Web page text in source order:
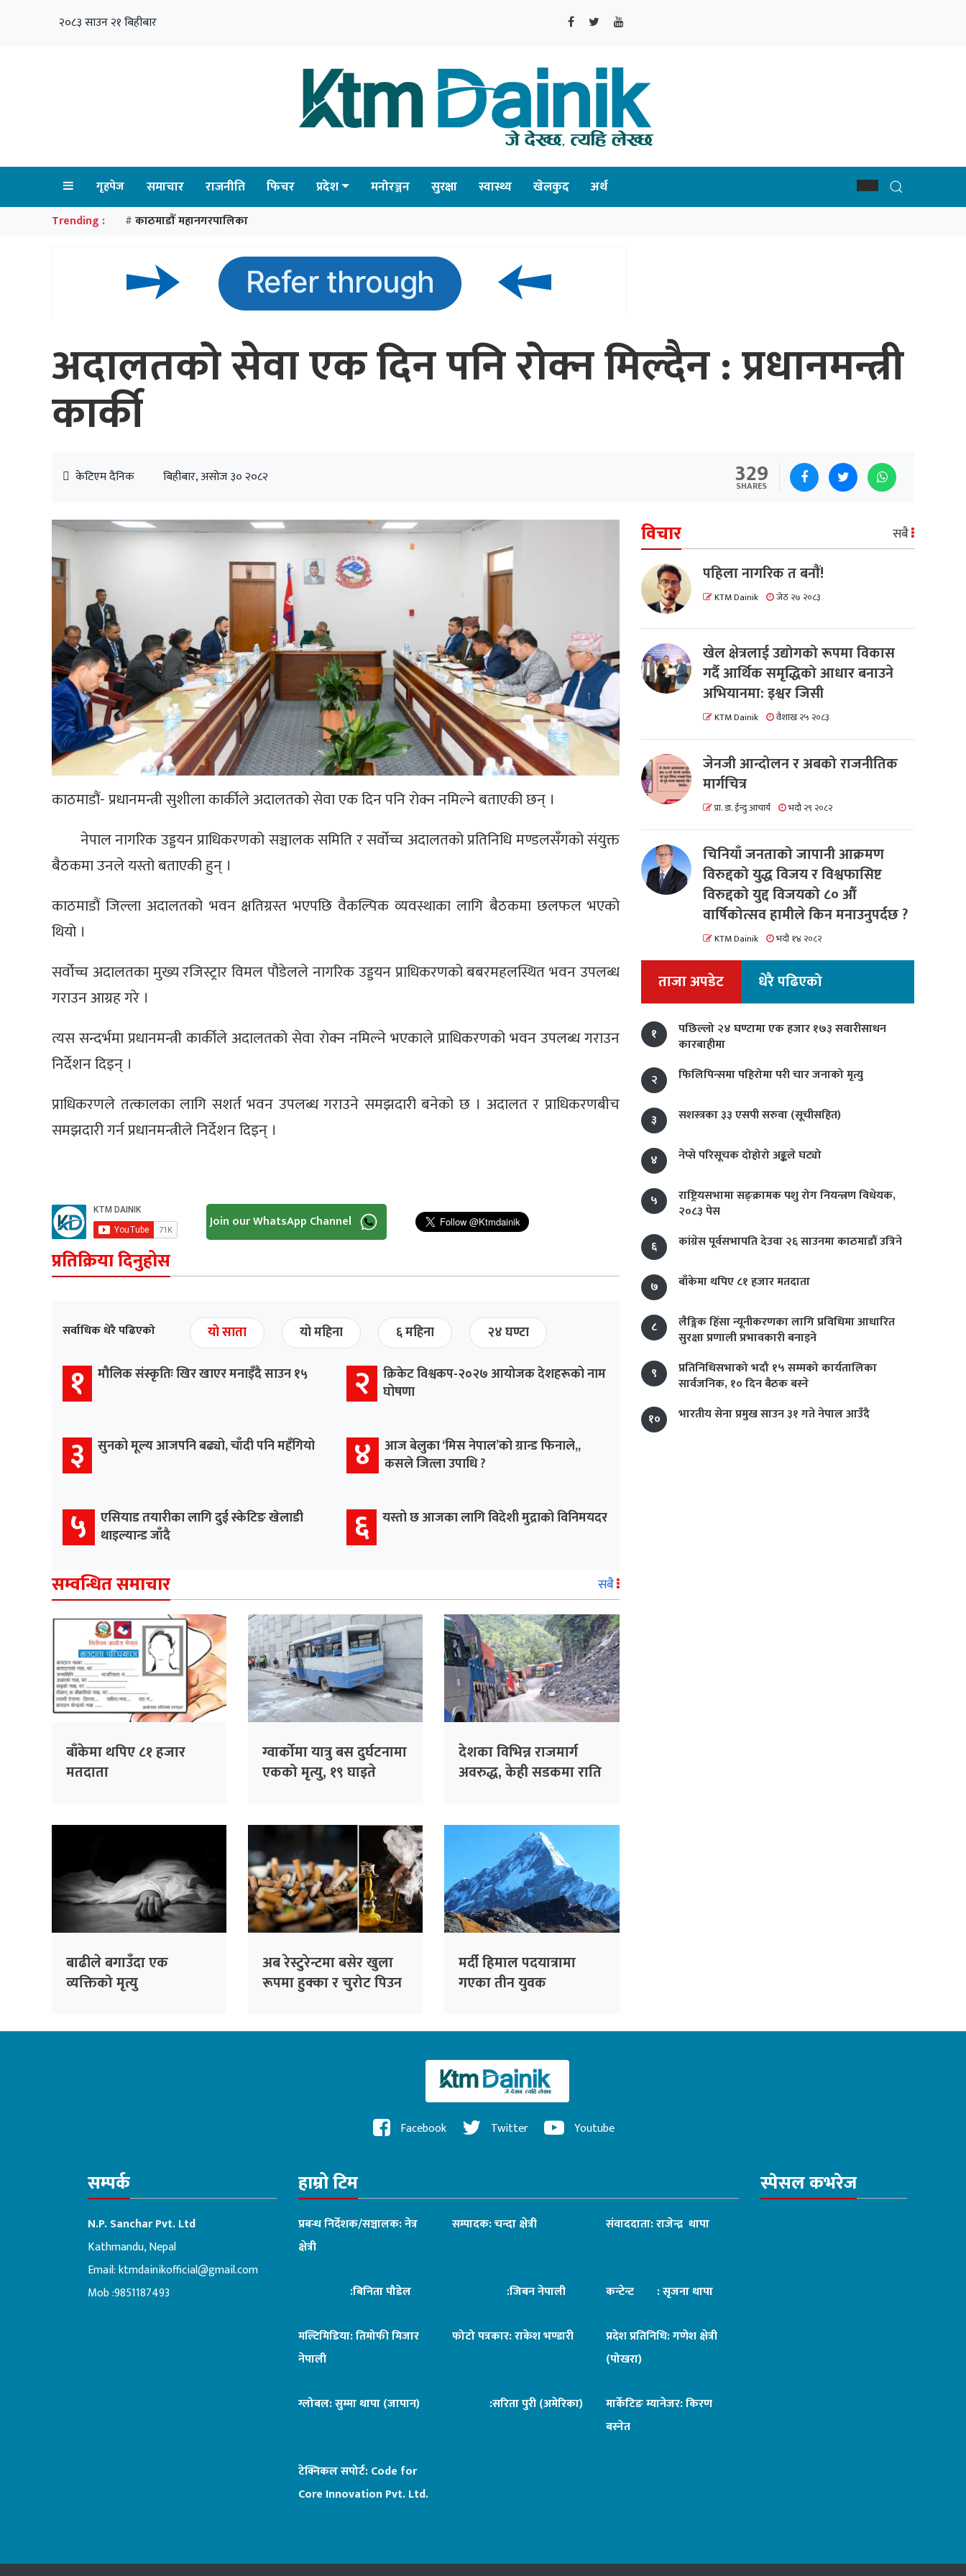
२०८३ साउन २१ बिहीबार
गृहपेज समाचार राजनीति फिचर प्रदेश मनोरञ्जन सुरक्षा स्वास्थ्य खेलकुद अर्थ
Trending : # काठमाडौँ महानगरपालिका
अदालतको सेवा एक दिन पनि रोक्न मिल्दैन : प्रधानमन्त्री
कार्की
केटिएम दैनिक बिहीबार, असोज ३० २०८२ 329
SHARES
काठमाडौं- प्रधानमन्त्री सुशीला कार्कीले अदालतको सेवा एक दिन पनि रोक्न नमिल्ने बताएकी छन् ।
नेपाल नागरिक उड्डयन प्राधिकरणको सञ्चालक समिति र सर्वोच्च अदालतको प्रतिनिधि मण्डलसँगको संयुक्त
बैठकमा उनले यस्तो बताएकी हुन् ।
काठमाडौं जिल्ला अदालतको भवन क्षतिग्रस्त भएपछि वैकल्पिक व्यवस्थाका लागि बैठकमा छलफल भएको
थियो ।
सर्वोच्च अदालतका मुख्य रजिस्ट्रार विमल पौडेलले नागरिक उड्डयन प्राधिकरणको बबरमहलस्थित भवन उपलब्ध
गराउन आग्रह गरे ।
त्यस सन्दर्भमा प्रधानमन्त्री कार्कीले अदालतको सेवा रोक्न नमिल्ने भएकाले प्राधिकरणको भवन उपलब्ध गराउन
निर्देशन दिइन् ।
प्राधिकरणले तत्कालका लागि सशर्त भवन उपलब्ध गराउने समझदारी बनेको छ । अदालत र प्राधिकरणबीच
समझदारी गर्न प्रधानमन्त्रीले निर्देशन दिइन् ।
Join our WhatsApp Channel
प्रतिक्रिया दिनुहोस
सर्वाधिक धेरै पढिएको यो साता यो महिना ६ महिना २४ घण्टा
१ मौलिक संस्कृतिः खिर खाएर मनाइँदै साउन १५ २ क्रिकेट विश्वकप-२०२७ आयोजक देशहरूको नाम
घोषणा
३ सुनको मूल्य आजपनि बढ्यो, चाँदी पनि महँगियो ४ आज बेलुका ‘मिस नेपाल’को ग्रान्ड फिनाले,,
कसले जित्ला उपाधि ?
५ एसियाड तयारीका लागि दुई स्केटिङ खेलाडी
थाइल्यान्ड जाँदै
६ यस्तो छ आजका लागि विदेशी मुद्राको विनिमयदर
सम्वन्धित समाचार सबै
बाँकेमा थपिए ८१ हजार
मतदाता
ग्वार्कोमा यात्रु बस दुर्घटनामा
एकको मृत्यु, १९ घाइते
देशका विभिन्न राजमार्ग
अवरुद्ध, केही सडकमा राति
बाढीले बगाउँदा एक
व्यक्तिको मृत्यु
अब रेस्टुरेन्टमा बसेर खुला
रूपमा हुक्का र चुरोट पिउन
मर्दी हिमाल पदयात्रामा
गएका तीन युवक
विचार सबै
पहिला नागरिक त बनाैं!
KTM Dainik जेठ २७ २०८३
खेल क्षेत्रलाई उद्योगको रूपमा विकास
गर्दै आर्थिक समृद्धिको आधार बनाउने
अभियानमा: इश्वर जिसी
KTM Dainik वैशाख २५ २०८३
जेनजी आन्दोलन र अबको राजनीतिक
मार्गचित्र
प्रा. डा. ईन्दु आचार्य भदौ २९ २०८२
चिनियाँ जनताको जापानी आक्रमण
विरुद्दको युद्ध विजय र विश्वफासिष्ट
विरुद्दको युद्द विजयको ८० औं
वार्षिकोत्सव हामीले किन मनाउनुपर्दछ ?
KTM Dainik भदौ १४ २०८२
ताजा अपडेट धेरै पढिएको
१
पछिल्लो २४ घण्टामा एक हजार १७३ सवारीसाधन
कारबाहीमा
२
फिलिपिन्समा पहिरोमा परी चार जनाको मृत्यु
३ सशस्त्रका ३३ एसपी सरुवा (सूचीसहित)
४ नेप्से परिसूचक दोहोरो अङ्कले घट्यो
५
राष्ट्रियसभामा सङ्क्रामक पशु रोग नियन्त्रण विधेयक,
२०८३ पेस
६
कांग्रेस पूर्वसभापति देउवा २६ साउनमा काठमाडौं उत्रिने
७ बाँकेमा थपिए ८१ हजार मतदाता
८
लैङ्गिक हिंसा न्यूनीकरणका लागि प्रविधिमा आधारित
सुरक्षा प्रणाली प्रभावकारी बनाइने
९
प्रतिनिधिसभाको भदौ १५ सम्मको कार्यतालिका
सार्वजनिक, १० दिन बैठक बस्ने
१०
भारतीय सेना प्रमुख साउन ३१ गते नेपाल आउँदै
Facebook Twitter Youtube
सम्पर्क
N.P. Sanchar Pvt. Ltd
Kathmandu, Nepal
Email:ktmdainikofficial@gmail.com
Mob :9851187493
हाम्रो टिम
प्रबन्ध निर्देशक/सञ्चालक: नेत्र
क्षेत्री
सम्पादक: चन्दा क्षेत्री संवाददाता: राजेन्द्र थापा
:बिनिता पौडेल :जिबन नेपाली कन्टेन्ट : सृजना थापा
मल्टिमिडिया: तिमोफी मिजार
नेपाली
फोटो पत्रकार: राकेश भण्डारी
प्रदेश प्रतिनिधि: गणेश क्षेत्री
(पोखरा)
ग्लोबल: सुम्मा थापा (जापान) :सरिता पुरी (अमेरिका)
मार्केटिङ म्यानेजर: किरण
बस्नेत
टेक्निकल सपोर्ट:Code for
Core Innovation Pvt. Ltd.
स्पेसल कभरेज